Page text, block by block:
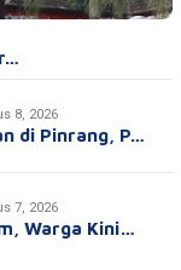
8, 2026
di Pinrang, P…
7, 2026
Warga Kini…